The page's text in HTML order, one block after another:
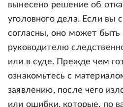
вынесено решение об
уголовного дела. Если вы
согласны, оно может
руководителю
или в суде. Прежде чем
ознакомьтесь с
заявлению, после чего
или ошибки, которые, по